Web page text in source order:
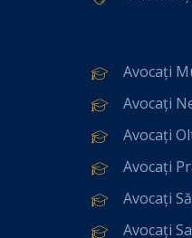
Avocați
Avocați
Avocați
Avocați
Avocați
Avocați